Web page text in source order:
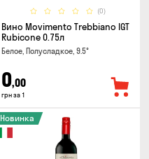
(0)
Вино Movimento Trebbiano IGT
Rubicone 0.75л
Белое, Полусладкое, 9.5°
0,00
грн за 1
Новинка